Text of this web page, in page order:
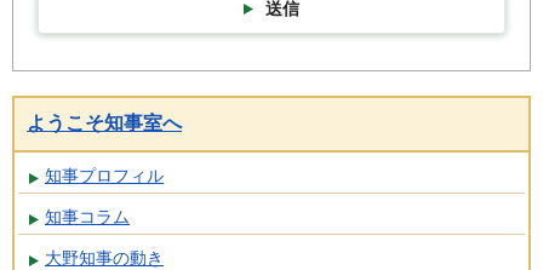
送信
ようこそ知事室へ
知事プロフィル
知事コラム
大野知事の動き